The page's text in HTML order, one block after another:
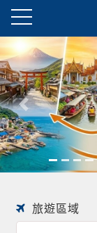
往前
旅遊區域